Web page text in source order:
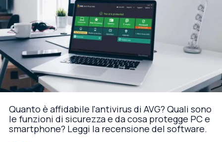
Quanto è affidabile l'antivirus di AVG? Quali sono
le funzioni di sicurezza e da cosa protegge PC e
smartphone? Leggi la recensione del software.